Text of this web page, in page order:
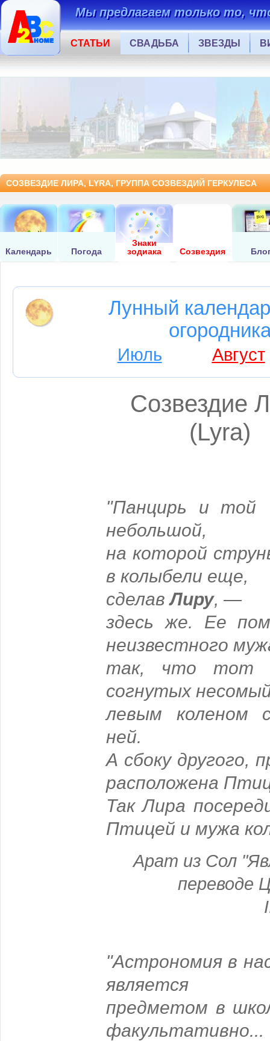
Мы предлагаем только то,
СТАТЬИ СВАДЬБА ЗВЕЗДЫ
СОЗВЕЗДИЕ ЛИРА, LYRA, ГРУППА СОЗВЕЗДИЙ ГЕРКУЛЕСА
Календарь Погода
Знаки
зодиака
Созвездия
Лунный
Июль Август
Созвездие
(Lyra)
"Панцирь и той
небольшой,
на которой
в колыбели еще,
сделавЛиру, —
здесь же. Ее
неизвестного
так, что тот
согнутых
левым коленом
ней.
А сбоку другого,
расположена
Так Лира
Птицей и мужа
Арат из Сол
переводе
"Астрономия в
является
предметом в
факультативно...